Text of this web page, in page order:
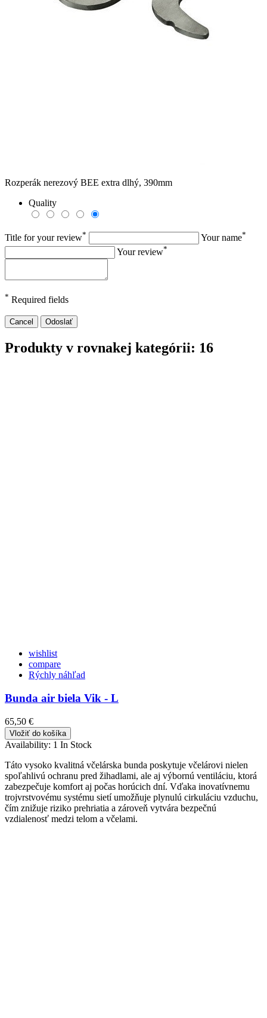
Rozperák nerezový BEE extra dlhý, 390mm
Quality
Title for your review* Your name*
Your review*
* Required fields
Cancel Odoslať
Produkty v rovnakej kategórii: 16
wishlist
compare
Rýchly náhľad
Bunda air biela Vik - L
65,50 €
Vložiť do košíka
Availability: 1 In Stock
Táto vysoko kvalitná včelárska bunda poskytuje včelárovi nielen
spoľahlivú ochranu pred žihadlami, ale aj výbornú ventiláciu, ktorá
zabezpečuje komfort aj počas horúcich dní. Vďaka inovatívnemu
trojvrstvovému systému sietí umožňuje plynulú cirkuláciu vzduchu,
čím znižuje riziko prehriatia a zároveň vytvára bezpečnú
vzdialenosť medzi telom a včelami.